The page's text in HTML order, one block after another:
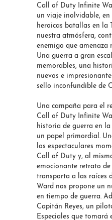
Call of Duty Infinite
un viaje inolvidable, en
heroicas batallas en la
nuestra atmósfera,
enemigo que amenaza
Una guerra a gran
memorables, una
nuevos e
sello inconfundible de
Una campaña para el
Call of Duty Infinite
historia de guerra en
un papel primordial.
los espectaculares
Call of Duty y, al
emocionante retrato
transporta a las raíces
Ward nos propone un
en tiempo de guerra.
Capitán Reyes, un
Especiales que tomará